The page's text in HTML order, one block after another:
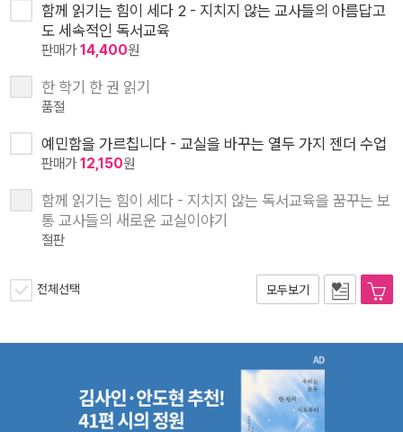
함께 읽기는 힘이 세다 2 - 지치지 않는 교사들의 아름답고
도 세속적인 독서교육
판매가14,400원
한 학기 한 권 읽기
품절
예민함을 가르칩니다 - 교실을 바꾸는 열두 가지 젠더 수업
판매가12,150원
함께 읽기는 힘이 세다 - 지치지 않는 독서교육을 꿈꾸는 보
통 교사들의 새로운 교실이야기
절판
전체선택 모두보기